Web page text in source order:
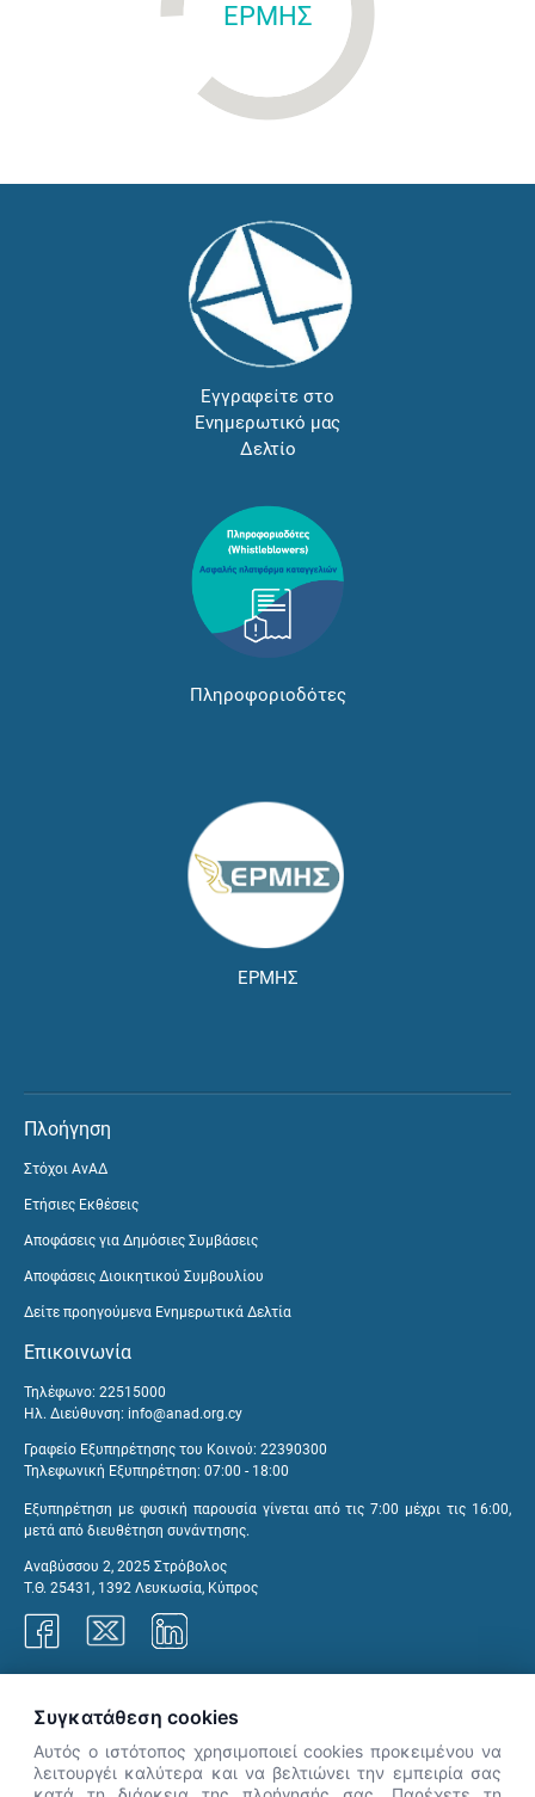
ΕΡΜΗΣ
Εγγραφείτε στο
Ενημερωτικό μας
Δελτίο
Πληροφοριοδότες
ΕΡΜΗΣ
Πλοήγηση
Στόχοι ΑνΑΔ
Ετήσιες Εκθέσεις
Αποφάσεις για Δημόσιες Συμβάσεις
Αποφάσεις Διοικητικού Συμβουλίου
Δείτε προηγούμενα Ενημερωτικά Δελτία
Επικοινωνία
Τηλέφωνο: 22515000
Ηλ. Διεύθυνση: info@anad.org.cy
Γραφείο Εξυπηρέτησης του Κοινού: 22390300
Τηλεφωνική Εξυπηρέτηση: 07:00 - 18:00
Εξυπηρέτηση με φυσική παρουσία γίνεται από τις 7:00 μέχρι τις 16:00,
μετά από διευθέτηση συνάντησης.
Αναβύσσου 2, 2025 Στρόβολος
Τ.Θ. 25431, 1392 Λευκωσία, Κύπρος
Συγκατάθεση cookies
Αυτός ο ιστότοπος χρησιμοποιεί cookies προκειμένου να
λειτουργέι καλύτερα και να βελτιώνει την εμπειρία σας